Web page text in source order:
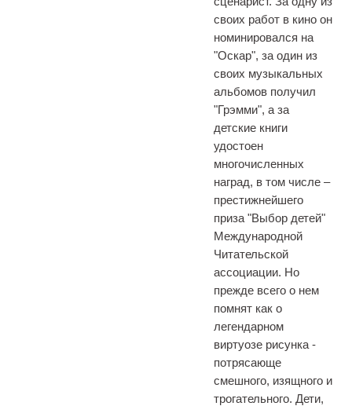
своих работ в кино он
номинировался на
"Оскар", за один из
своих музыкальных
альбомов получил
"Грэмми", а за
детские книги
удостоен
многочисленных
наград, в том числе –
престижнейшего
приза "Выбор детей"
Международной
Читательской
ассоциации. Но
прежде всего о нем
помнят как о
легендарном
виртуозе рисунка -
потрясающе
смешного, изящного и
трогательного. Дети,